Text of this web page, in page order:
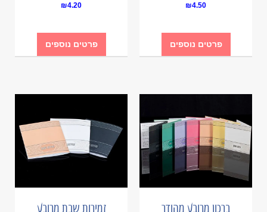
₪4.50
פרטים נוספים
₪4.20
פרטים נוספים
ברכון מרובע מהודר זמירות שבת מרובע